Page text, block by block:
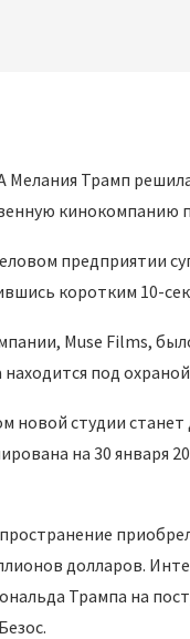
Трамп
кинокомпанию
предприятии
коротким 10-
Muse Films,
находится под
новой студии
на 30 января
долларов.
Трампа на